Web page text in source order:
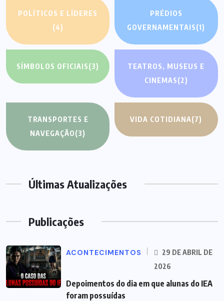
POLÍTICOS E LÍDERES
(4)
PRÉDIOS
GOVERNAMENTAIS(1)
SÍMBOLOS OFICIAIS(3)
TEATROS, MUSEUS E
CINEMAS(2)
TRANSPORTES E
NAVEGAÇÃO(3)
VIDA COTIDIANA(7)
Últimas Atualizações
Publicações
ACONTECIMENTOS
29 DE ABRIL DE
2026
Depoimentos do dia em que alunas do IEA
foram possuídas